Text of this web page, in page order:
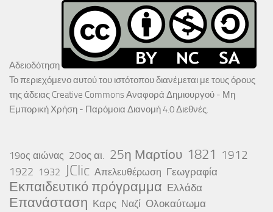
Αδειοδότηση
Το περιεχόμενο αυτού του ιστότοπου διανέμεται με τους όρους
της άδειας Creative Commons Αναφορά Δημιουργού - Μη
Εμπορική Χρήση - Παρόμοια Διανομή 4.0 Διεθνές.
19ος αιώνας 20ος αι. 25η Μαρτίου 1821 1912
1922 1932 JClic Απελευθέρωση Γεωγραφία
Εκπαιδευτικό πρόγραμμα Ελλάδα
Επανάσταση Καρς Ναζί Ολοκαύτωμα